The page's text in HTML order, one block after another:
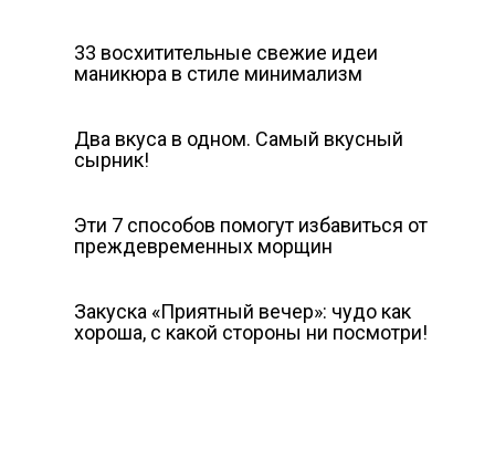
33 восхитительные свежие идеи
маникюра в стиле минимализм
Два вкуса в одном. Самый вкусный
сырник!
Эти 7 способов помогут избавиться от
преждевременных морщин
Закуска «Приятный вечер»: чудо как
хороша, с какой стороны ни посмотри!